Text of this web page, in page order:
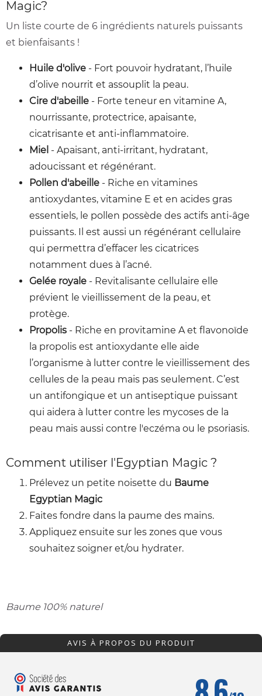
Magic?
Un liste courte de 6 ingrédients naturels puissants
et bienfaisants !
Huile d'olive - Fort pouvoir hydratant, l’huile
d’olive nourrit et assouplit la peau.
Cire d'abeille - Forte teneur en vitamine A,
nourrissante, protectrice, apaisante,
cicatrisante et anti-inflammatoire.
Miel - Apaisant, anti-irritant, hydratant,
adoucissant et régénérant.
Pollen d'abeille - Riche en vitamines
antioxydantes, vitamine E et en acides gras
essentiels, le pollen possède des actifs anti-âge
puissants. Il est aussi un régénérant cellulaire
qui permettra d’effacer les cicatrices
notamment dues à l’acné.
Gelée royale - Revitalisante cellulaire elle
prévient le vieillissement de la peau, et
protège.
Propolis - Riche en provitamine A et flavonoïde
la propolis est antioxydante elle aide
l’organisme à lutter contre le vieillissement des
cellules de la peau mais pas seulement. C’est
un antifongique et un antiseptique puissant
qui aidera à lutter contre les mycoses de la
peau mais aussi contre l'eczéma ou le psoriasis.
Comment utiliser l'Egyptian Magic ?
Prélevez un petite noisette du Baume
Egyptian Magic
Faites fondre dans la paume des mains.
Appliquez ensuite sur les zones que vous
souhaitez soigner et/ou hydrater.
Baume 100% naturel
AVIS À PROPOS DU PRODUIT